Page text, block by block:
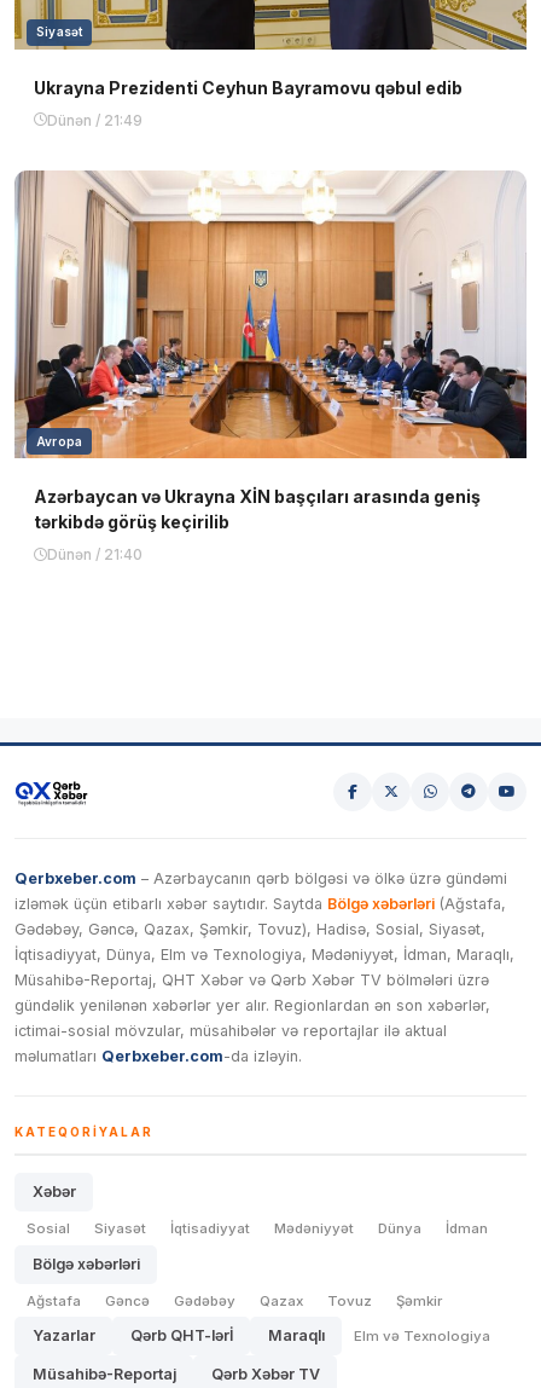
Siyasət
Ukrayna Prezidenti Ceyhun Bayramovu qəbul edib
Dünən / 21:49
Avropa
Azərbaycan və Ukrayna XİN başçıları arasında geniş
tərkibdə görüş keçirilib
Dünən / 21:40
Qerbxeber.com – Azərbaycanın qərb bölgəsi və ölkə üzrə gündəmi
izləmək üçün etibarlı xəbər saytıdır. Saytda Bölgə xəbərləri (Ağstafa,
Gədəbəy, Gəncə, Qazax, Şəmkir, Tovuz), Hadisə, Sosial, Siyasət,
İqtisadiyyat, Dünya, Elm və Texnologiya, Mədəniyyət, İdman, Maraqlı,
Müsahibə-Reportaj, QHT Xəbər və Qərb Xəbər TV bölmələri üzrə
gündəlik yenilənən xəbərlər yer alır. Regionlardan ən son xəbərlər,
ictimai-sosial mövzular, müsahibələr və reportajlar ilə aktual
məlumatları Qerbxeber.com-da izləyin.
KATEQORIYALAR
Xəbər
Sosial Siyasət İqtisadiyyat Mədəniyyət Dünya İdman
Bölgə xəbərləri
Ağstafa Gəncə Gədəbəy Qazax Tovuz Şəmkir
Yazarlar Qərb QHT-lərİ Maraqlı Elm və Texnologiya
Müsahibə-Reportaj Qərb Xəbər TV